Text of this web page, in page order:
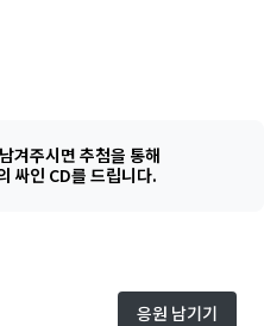
겨주시면 추첨을 통해
싸인 CD를 드립니다.
응원 남기기